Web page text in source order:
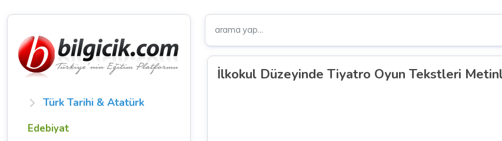
Türk Tarihi & Atatürk
Edebiyat
İlkokul Düzeyinde Tiyatro Oyun Tekstleri